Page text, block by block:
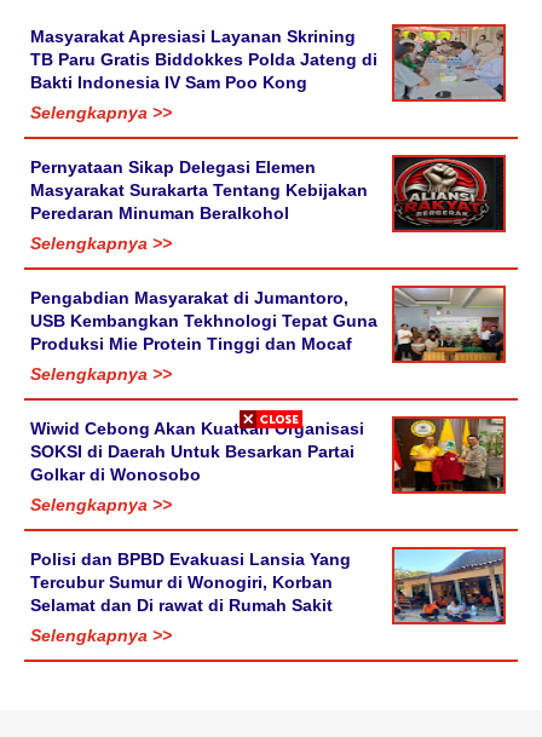
Masyarakat Apresiasi Layanan Skrining
TB Paru Gratis Biddokkes Polda Jateng di
Bakti Indonesia IV Sam Poo Kong
Selengkapnya >>
Pernyataan Sikap Delegasi Elemen
Masyarakat Surakarta Tentang Kebijakan
Peredaran Minuman Beralkohol
Selengkapnya >>
Pengabdian Masyarakat di Jumantoro,
USB Kembangkan Tekhnologi Tepat Guna
Produksi Mie Protein Tinggi dan Mocaf
Selengkapnya >>
Wiwid Cebong Akan Kuatkan Organisasi
SOKSI di Daerah Untuk Besarkan Partai
Golkar di Wonosobo
Selengkapnya >>
Polisi dan BPBD Evakuasi Lansia Yang
Tercubur Sumur di Wonogiri, Korban
Selamat dan Di rawat di Rumah Sakit
Selengkapnya >>